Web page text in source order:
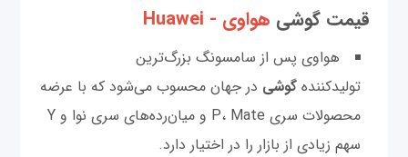
قیمت گوشی هواوی - Huawei
هواوی پس از سامسونگ بزرگ‌ترین
تولیدکنندهگوشی در جهان محسوب می‌شود که با عرضه
محصولات سری P، Mate و میان‌رده‌های سری نوا و Y
سهم زیادی از بازار را در اختیار دارد.